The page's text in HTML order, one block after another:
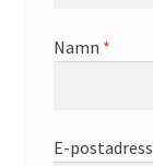
Namn *
E-postadress